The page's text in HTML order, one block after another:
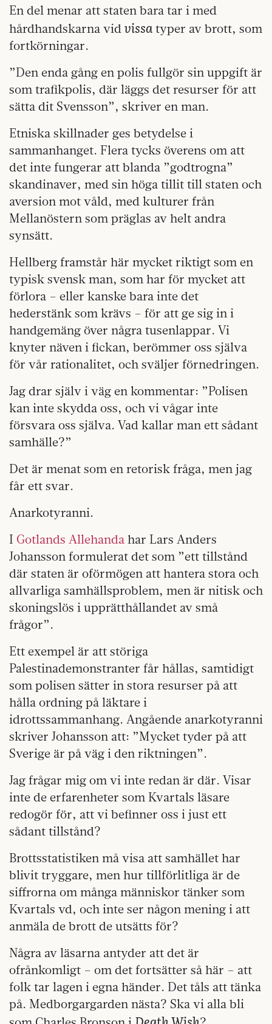
En del menar att staten bara tar i med
hårdhandskarna vid vissa typer av brott, som
fortkörningar.
”Den enda gång en polis fullgör sin uppgift är
som trafikpolis, där läggs det resurser för att
sätta dit Svensson”, skriver en man.
Etniska skillnader ges betydelse i
sammanhanget. Flera tycks överens om att
det inte fungerar att blanda ”godtrogna”
skandinaver, med sin höga tillit till staten och
aversion mot våld, med kulturer från
Mellanöstern som präglas av helt andra
synsätt.
Hellberg framstår här mycket riktigt som en
typisk svensk man, som har för mycket att
förlora – eller kanske bara inte det
hederstänk som krävs – för att ge sig in i
handgemäng över några tusenlappar. Vi
knyter näven i fickan, berömmer oss själva
för vår rationalitet, och sväljer förnedringen.
Jag drar själv i väg en kommentar: ”Polisen
kan inte skydda oss, och vi vågar inte
försvara oss själva. Vad kallar man ett sådant
samhälle?”
Det är menat som en retorisk fråga, men jag
får ett svar.
Anarkotyranni.
I Gotlands Allehanda har Lars Anders
Johansson formulerat det som ”ett tillstånd
där staten är oförmögen att hantera stora och
allvarliga samhällsproblem, men är nitisk och
skoningslös i upprätthållandet av små
frågor”.
Ett exempel är att störiga
Palestinademonstranter får hållas, samtidigt
som polisen sätter in stora resurser på att
hålla ordning på läktare i
idrottssammanhang. Angående anarkotyranni
skriver Johansson att: ”Mycket tyder på att
Sverige är på väg i den riktningen”.
Jag frågar mig om vi inte redan är där. Visar
inte de erfarenheter som Kvartals läsare
redogör för, att vi befinner oss i just ett
sådant tillstånd?
Brottsstatistiken må visa att samhället har
blivit tryggare, men hur tillförlitliga är de
siffrorna om många människor tänker som
Kvartals vd, och inte ser någon mening i att
anmäla de brott de utsätts för?
Några av läsarna antyder att det är
ofrånkomligt – om det fortsätter så här – att
folk tar lagen i egna händer. Det tåls att tänka
på. Medborgargarden nästa? Ska vi alla bli